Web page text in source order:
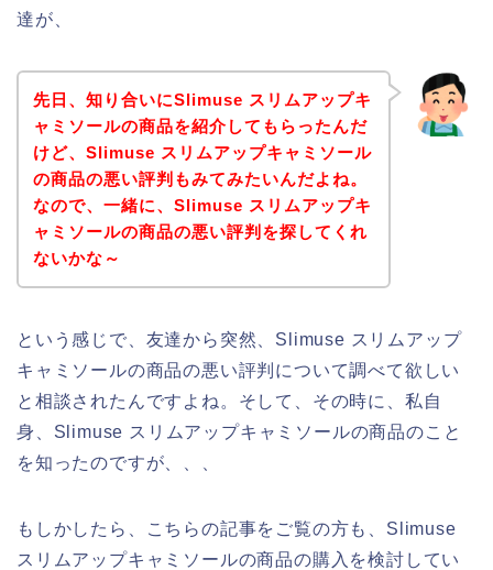
達が、
先日、知り合いにSlimuse スリムアップキ
ャミソールの商品を紹介してもらったんだ
けど、Slimuse スリムアップキャミソール
の商品の悪い評判もみてみたいんだよね。
なので、一緒に、Slimuse スリムアップキ
ャミソールの商品の悪い評判を探してくれ
ないかな～
という感じで、友達から突然、Slimuse スリムアップ
キャミソールの商品の悪い評判について調べて欲しい
と相談されたんですよね。そして、その時に、私自
身、Slimuse スリムアップキャミソールの商品のこと
を知ったのですが、、、
もしかしたら、こちらの記事をご覧の方も、Slimuse
スリムアップキャミソールの商品の購入を検討してい